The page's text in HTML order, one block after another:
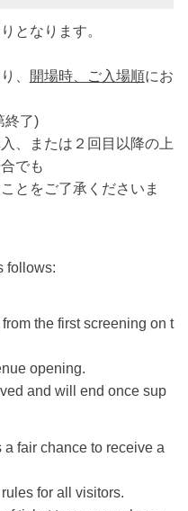
となります。
、
開場時、ご入場順にお
終了)
、または２回目以降の上
でも
とをご了承くださいま
follows:
the first screening on t
opening.
and will end once sup
fair chance to receive a
for all visitors.